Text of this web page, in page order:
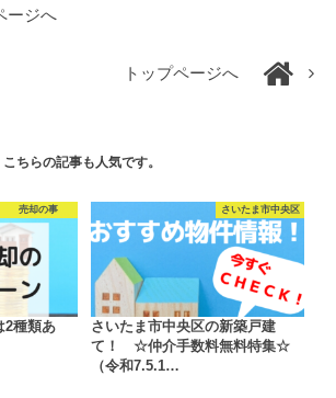
ージへ
トップページへ
こちらの記事も人気です。
売却の事
2種類あ
さいたま市中央区
さいたま市中央区の新築戸建
て！ ☆仲介手数料無料特集☆
（令和7.5.1…